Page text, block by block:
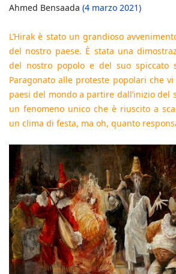
Ahmed Bensaada (4 marzo 2021)
L’Hirak è stato un grandioso
del nostro paese. È stata una
del nostro popolo e del suo spiccato
Paragonato alle proteste popolari che
paesi del mondo a partire dall’inizio del
un fenomeno unico che è riuscito a
un clima di festa, ma oh, quanto